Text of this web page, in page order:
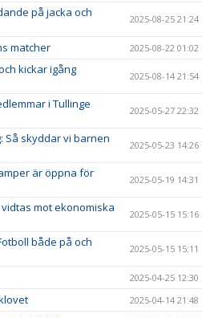
på jacka och
2025-08-25 21:24
matcher 2025-08-22 01:02
kickar igång
2025-08-14 21:54
i Tullinge
2025-05-27 22:32
Så skyddar vi barnen
2025-05-23 14:26
är öppna för
2025-05-19 14:31
mot ekonomiska
2025-05-15 15:16
både på och
2025-05-15 15:11
2025-04-25 12:30
2025-04-14 21:48